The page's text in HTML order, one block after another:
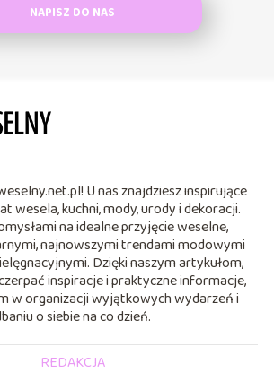
NAPISZ DO NAS
U nas znajdziesz inspirujące
wesela, kuchni, mody, urody i dekoracji.
na idealne przyjęcie weselne,
najnowszymi trendami modowymi
Dzięki naszym artykułom,
inspiracje i praktyczne informacje,
w organizacji wyjątkowych wydarzeń i
o siebie na co dzień.
REDAKCJA